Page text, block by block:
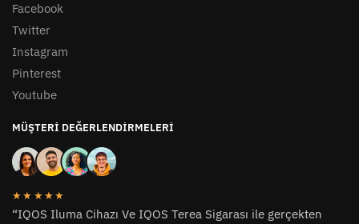
Facebook
Twitter
Instagram
Pinterest
Youtube
MÜŞTERI DEĞERLENDIRMELERI
★★★★★
“IQOS Iluma Cihazı Ve IQOS Terea Sigarası ile gerçekten